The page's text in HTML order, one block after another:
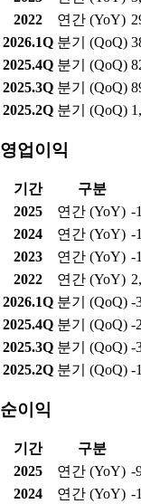
2022
연간 (YoY)
2026.1Q 분기 (QoQ)
2025.4Q 분기 (QoQ)
2025.3Q 분기 (QoQ)
2025.2Q 분기 (QoQ)
영업이익
기간 구분
2025
연간 (YoY) -
2024
연간 (YoY) -
2023
연간 (YoY) -
2022
연간 (YoY)
2026.1Q 분기 (QoQ) -
2025.4Q 분기 (QoQ) -
2025.3Q 분기 (QoQ) -
2025.2Q 분기 (QoQ) -
순이익
기간 구분
2025
연간 (YoY) -
2024
연간 (YoY) -